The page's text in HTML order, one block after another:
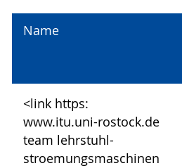
Name
<link https:
www.itu.uni-rostock.de
team lehrstuhl-
stroemungsmaschinen